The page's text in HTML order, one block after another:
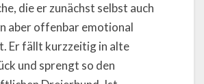
die er zunächst selbst auch
aber offenbar emotional
Er fällt kurzzeitig in alte
und sprengt so den